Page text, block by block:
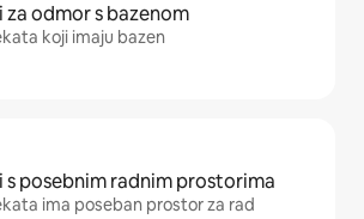
za odmor s bazenom
koji imaju bazen
s posebnim radnim prostorima
ima poseban prostor za rad